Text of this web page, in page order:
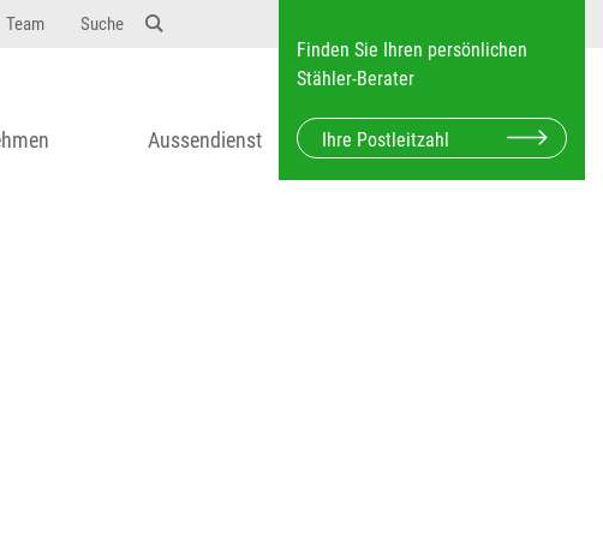
Team Suche
Finden Sie Ihren persönlichen
Stähler-Berater
Aussendienst
Dosierungen: test 123 dfasdf asdfW134 245 34"